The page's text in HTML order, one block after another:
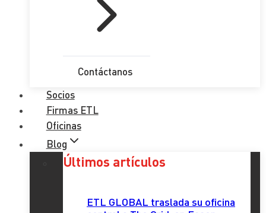
Contáctanos
Socios
Firmas ETL
Oficinas
Blog
Últimos artículos
ETL GLOBAL traslada su oficina